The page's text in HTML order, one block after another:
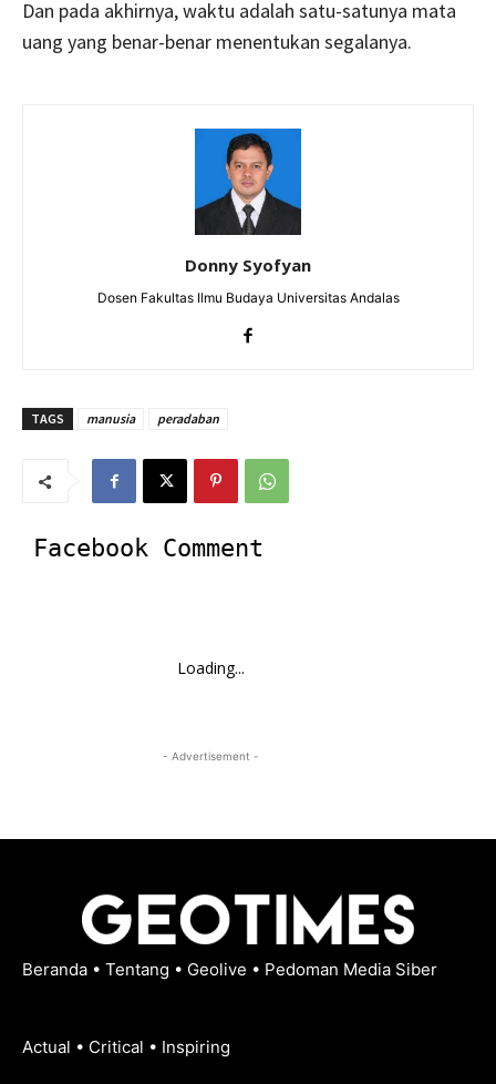
Dan pada akhirnya, waktu adalah satu-satunya mata
uang yang benar-benar menentukan segalanya.
Donny Syofyan
Dosen Fakultas Ilmu Budaya Universitas Andalas
TAGS manusia peradaban
Facebook Comment
Loading...
- Advertisement -
Beranda • Tentang • Geolive • Pedoman Media Siber
Actual • Critical • Inspiring